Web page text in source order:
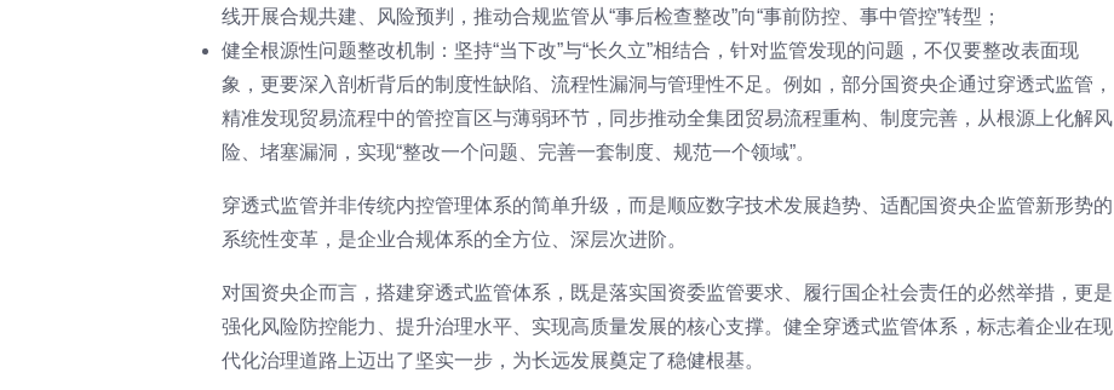
线开展合规共建、风险预判，推动合规监管从“事后检查整改”向“事前防控、事中管控”转型；
健全根源性问题整改机制：坚持“当下改”与“长久立”相结合，针对监管发现的问题，不仅要整改表面现
象，更要深入剖析背后的制度性缺陷、流程性漏洞与管理性不足。例如，部分国资央企通过穿透式监管，
精准发现贸易流程中的管控盲区与薄弱环节，同步推动全集团贸易流程重构、制度完善，从根源上化解风
险、堵塞漏洞，实现“整改一个问题、完善一套制度、规范一个领域”。
穿透式监管并非传统内控管理体系的简单升级，而是顺应数字技术发展趋势、适配国资央企监管新形势的
系统性变革，是企业合规体系的全方位、深层次进阶。
对国资央企而言，搭建穿透式监管体系，既是落实国资委监管要求、履行国企社会责任的必然举措，更是
强化风险防控能力、提升治理水平、实现高质量发展的核心支撑。健全穿透式监管体系，标志着企业在现
代化治理道路上迈出了坚实一步，为长远发展奠定了稳健根基。